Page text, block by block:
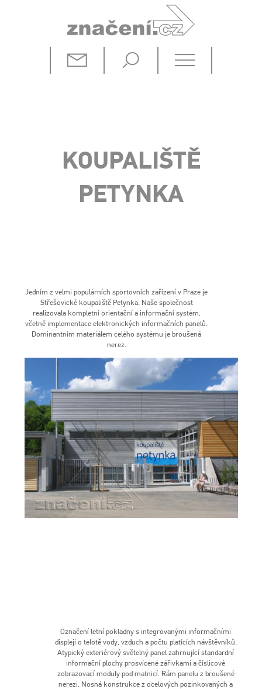
KOUPALIŠTĚ
PETYNKA
Jedním z velmi populárních sportovních zařízení v Praze je
Střešovické koupaliště Petynka. Naše společnost
realizovala kompletní orientační a informační systém,
včetně implementace elektronických informačních panelů.
Dominantním materiálem celého systému je broušená
nerez.
Označení letní pokladny s integrovanými informačními
displeji o telotě vody, vzduch a počtu platících návštěvníků.
Atypický exteriérový světelný panel zahrnující standardní
informační plochy prosvícené zářivkami a číslicové
zobrazovací moduly pod matnicí. Rám panelu z broušené
nerezi. Nosná konstrukce z ocelových pozinkovaných a